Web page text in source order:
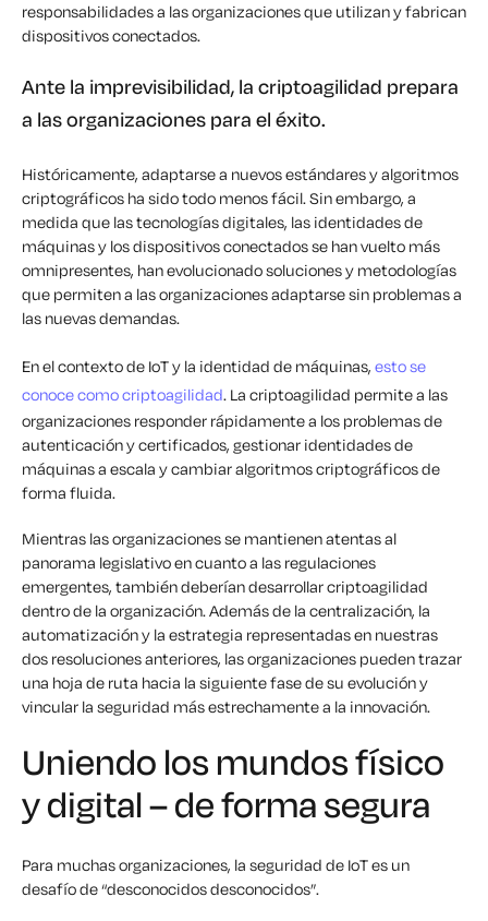
responsabilidades a las organizaciones que utilizan y fabrican
dispositivos conectados.
Ante la imprevisibilidad, la criptoagilidad prepara
a las organizaciones para el éxito.
Históricamente, adaptarse a nuevos estándares y algoritmos
criptográficos ha sido todo menos fácil. Sin embargo, a
medida que las tecnologías digitales, las identidades de
máquinas y los dispositivos conectados se han vuelto más
omnipresentes, han evolucionado soluciones y metodologías
que permiten a las organizaciones adaptarse sin problemas a
las nuevas demandas.
En el contexto de IoT y la identidad de máquinas, esto se
conoce como criptoagilidad. La criptoagilidad permite a las
organizaciones responder rápidamente a los problemas de
autenticación y certificados, gestionar identidades de
máquinas a escala y cambiar algoritmos criptográficos de
forma fluida.
Mientras las organizaciones se mantienen atentas al
panorama legislativo en cuanto a las regulaciones
emergentes, también deberían desarrollar criptoagilidad
dentro de la organización. Además de la centralización, la
automatización y la estrategia representadas en nuestras
dos resoluciones anteriores, las organizaciones pueden trazar
una hoja de ruta hacia la siguiente fase de su evolución y
vincular la seguridad más estrechamente a la innovación.
Uniendo los mundos físico
y digital – de forma segura
Para muchas organizaciones, la seguridad de IoT es un
desafío de “desconocidos desconocidos”.